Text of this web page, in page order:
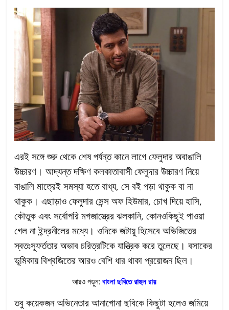
এরই সঙ্গে শুরু থেকে শেষ পর্যন্ত কানে লাগে ফেলুদার অবাঙালি
উচ্চারণ। আদ্যন্ত দক্ষিণ কলকাতাবাসী ফেলুদার উচ্চারণ নিয়ে
বাঙালি মাত্রেই সমস্যা হতে বাধ্য, সে বই পড়া থাকুক বা না
থাকুক। এছাড়াও ফেলুদার সেন্স অফ হিউমার, চোখ দিয়ে হাসি,
কৌতুক এবং সর্বোপরি মগজাস্ত্রের ঝলকানি, কোনওকিছুই পাওয়া
গেল না ইন্দ্রনীলের মধ্যে। ওদিকে জটায়ু হিসেবে অভিজিতের
স্বতঃস্ফূর্ততার অভাব চরিত্রটিকে যান্ত্রিক করে তুলেছে। বসাকের
ভূমিকায় বিশ্বজিতের আরও বেশি ধার থাকা প্রয়োজন ছিল।
আরও পড়ুন:বাংলা ছবিতে রাহুল রায়
তবু কয়েকজন অভিনেতার আনাগোনা ছবিকে কিছুটা হলেও জমিয়ে